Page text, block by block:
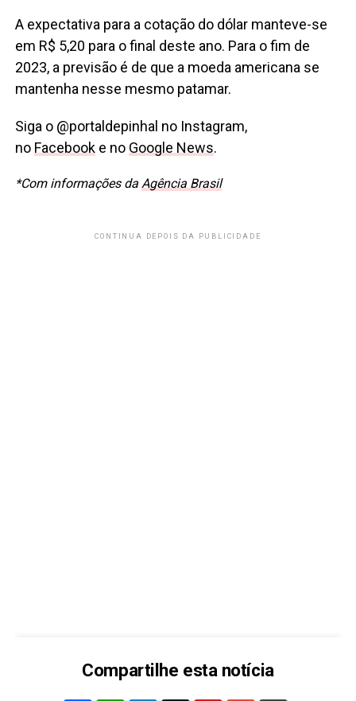
A expectativa para a cotação do dólar manteve-se
em R$ 5,20 para o final deste ano. Para o fim de
2023, a previsão é de que a moeda americana se
mantenha nesse mesmo patamar.
Siga o @portaldepinhal no Instagram,
no Facebooke no Google News.
*Com informações da Agência Brasil
CONTINUA DEPOIS DA PUBLICIDADE
Compartilhe esta notícia